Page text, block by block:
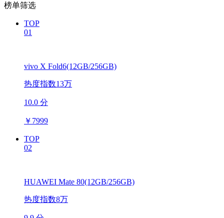
榜单筛选
TOP
01
vivo X Fold6(12GB/256GB)
热度指数13万
10.0 分
￥ 7999
TOP
02
HUAWEI Mate 80(12GB/256GB)
热度指数8万